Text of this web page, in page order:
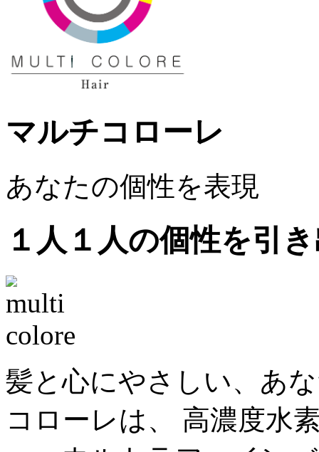
マルチコローレ
あなたの個性を表現
１人１人の個性を引
髪と心にやさしい、あ
コローレは、 高濃度水